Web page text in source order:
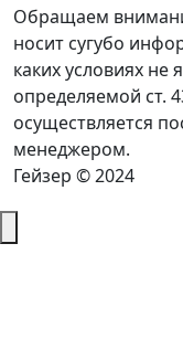
Обращаем
носит сугубо
каких условиях не
определяемой ст.
осуществляется
менеджером.
Гейзер © 2024